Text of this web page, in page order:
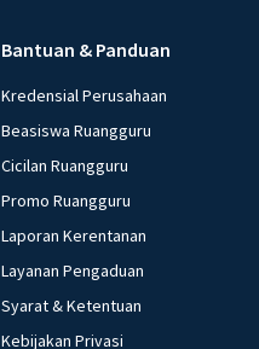
Bantuan & Panduan
Kredensial Perusahaan
Beasiswa Ruangguru
Cicilan Ruangguru
Promo Ruangguru
Laporan Kerentanan
Layanan Pengaduan
Syarat & Ketentuan
Kebijakan Privasi